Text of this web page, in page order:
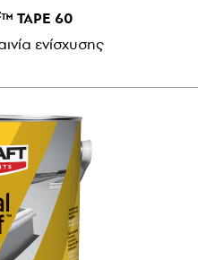
TAPE 60
ενίσχυσης